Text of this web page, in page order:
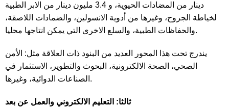
دينار من المضادات الحيوية، و 3.4 مليون دينار من الابر الطبية
لخياطة الجروح، وغيرها من أدوية الانسولين، والضمادات اللاصقة،
والحفاظات الطبية، والسلع الاخرى التي يمكن انتاجها محليا.
يندرج تحت هذا المحور العديد من البنود ذات العلاقة مثل: الأمن
الصحي، الصحة الالكترونية، البحوث والتطوير، الاستثمار في
الصناعات الدوائية، وغيرها.
ثالثا: التعليم الالكتروني والعمل عن بعد